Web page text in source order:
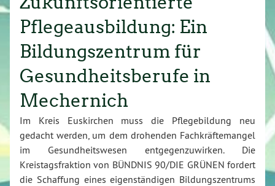
Pflegeausbildung: Ein
Bildungszentrum für
Gesundheitsberufe in
Mechernich
Im Kreis Euskirchen muss die Pflegebildung neu
gedacht werden, um dem drohenden Fachkräftemangel
im Gesundheitswesen entgegenzuwirken. Die
Kreistagsfraktion von BÜNDNIS 90/DIE GRÜNEN fordert
die Schaffung eines eigenständigen Bildungszentrums